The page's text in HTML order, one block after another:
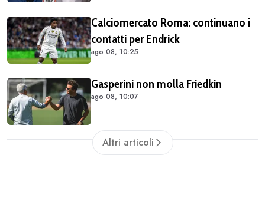
Calciomercato Roma: continuano i
contatti per Endrick
ago 08, 10:25
Gasperini non molla Friedkin
ago 08, 10:07
Altri articoli